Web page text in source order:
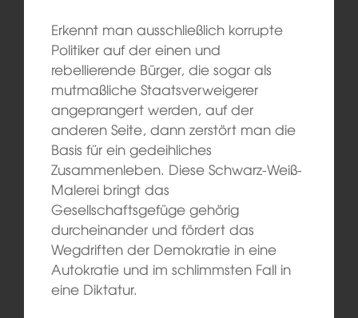
Erkennt man ausschließlich korrupte
Politiker auf der einen und
rebellierende Bürger, die sogar als
mutmaßliche Staatsverweigerer
angeprangert werden, auf der
anderen Seite, dann zerstört man die
Basis für ein gedeihliches
Zusammenleben. Diese Schwarz-Weiß-
Malerei bringt das
Gesellschaftsgefüge gehörig
durcheinander und fördert das
Wegdriften der Demokratie in eine
Autokratie und im schlimmsten Fall in
eine Diktatur.